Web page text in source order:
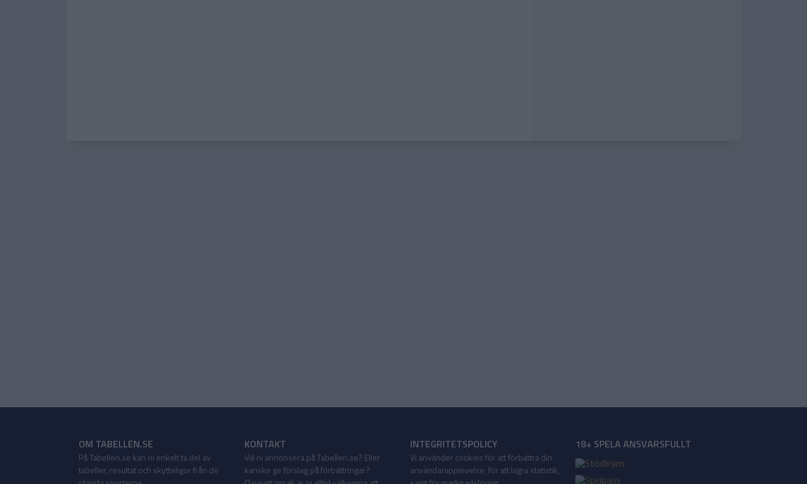
OM TABELLEN.SE
På Tabellen.se kan ni enkelt ta del av
tabeller, resultat och skytteligor från de
KONTAKT
Vill ni annonsera på Tabellen.se? Eller
kanske ge förslag på förbättringar?
INTEGRITETSPOLICY
Vi använder cookies för att förbättra din
användarupplevelse, för att lagra statistik,
18+ SPELA ANSVARSFULLT